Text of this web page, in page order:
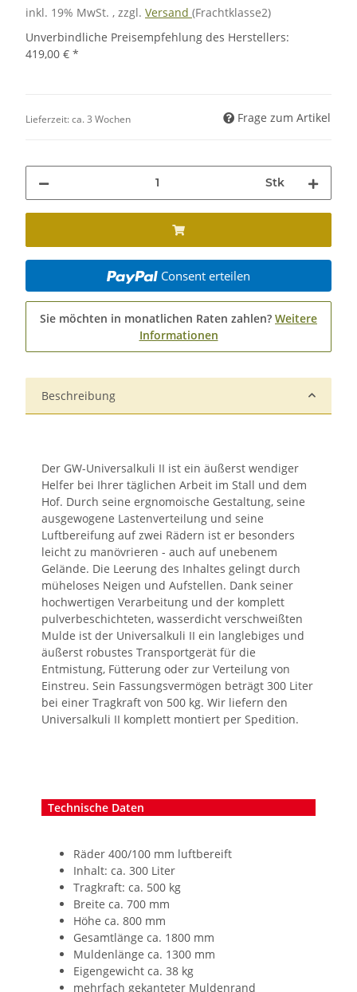
inkl. 19% MwSt. , zzgl. Versand (Frachtklasse2)
Unverbindliche Preisempfehlung des Herstellers:
419,00 € *
Lieferzeit:ca. 3 Wochen Frage zum Artikel
Stk
Consent erteilen
Sie möchten in monatlichen Raten zahlen? Weitere
Informationen
Beschreibung
Der GW-Universalkuli II ist ein äußerst wendiger
Helfer bei Ihrer täglichen Arbeit im Stall und dem
Hof. Durch seine ergnomoische Gestaltung, seine
ausgewogene Lastenverteilung und seine
Luftbereifung auf zwei Rädern ist er besonders
leicht zu manövrieren - auch auf unebenem
Gelände. Die Leerung des Inhaltes gelingt durch
müheloses Neigen und Aufstellen. Dank seiner
hochwertigen Verarbeitung und der komplett
pulverbeschichteten, wasserdicht verschweißten
Mulde ist der Universalkuli II ein langlebiges und
äußerst robustes Transportgerät für die
Entmistung, Fütterung oder zur Verteilung von
Einstreu. Sein Fassungsvermögen beträgt 300 Liter
bei einer Tragkraft von 500 kg. Wir liefern den
Universalkuli II komplett montiert per Spedition.
Technische Daten
Räder 400/100 mm luftbereift
Inhalt: ca. 300 Liter
Tragkraft: ca. 500 kg
Breite ca. 700 mm
Höhe ca. 800 mm
Gesamtlänge ca. 1800 mm
Muldenlänge ca. 1300 mm
Eigengewicht ca. 38 kg
mehrfach gekanteter Muldenrand